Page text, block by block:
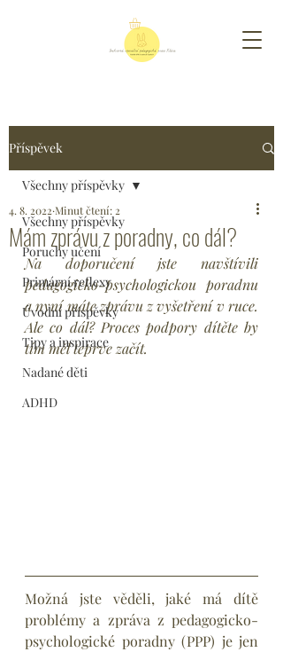
Příspěvek
Všechny příspěvky
Poruchy učení
Primární reflexy
Úvodní příspěvky
Tipy a inspirace
Nadané děti
ADHD
Všechny příspěvky
Mám zprávu z poradny, co dál?
4. 8. 2022 Minut čtení: 2
Na doporučení jste navštívili
pedagogicko-psychologickou poradnu
a nyní máte zprávu z vyšetření v ruce.
Ale co dál? Proces podpory dítěte by
tím měl teprve začít.
Možná jste věděli, jaké má dítě
problémy a zpráva z pedagogicko-
psychologické poradny (PPP) je jen